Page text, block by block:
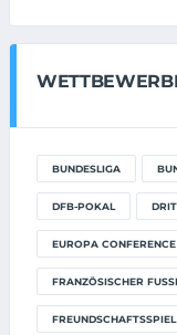
BUNDESLIGA
DFB-POKAL
EUROPA
FRANZÖSISCHER
FREUNDSCHAFTSSPIEL